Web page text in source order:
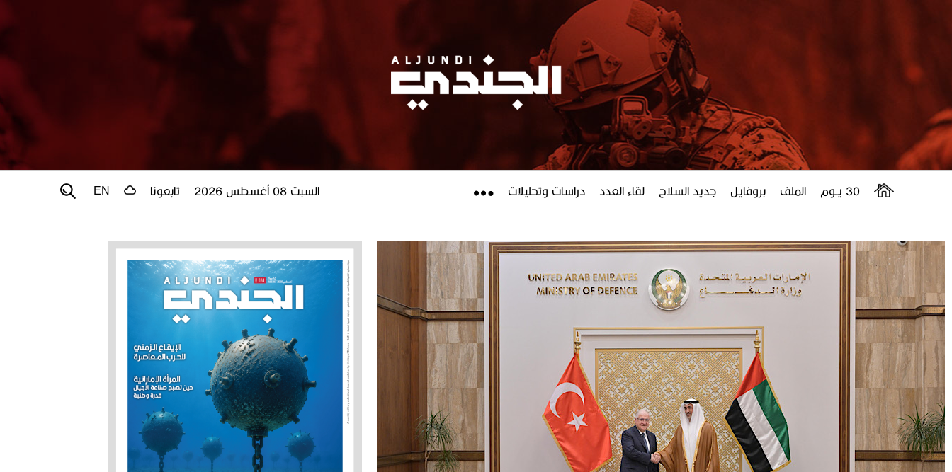
30 يــوم الملف بروفايل جديد السلاح لقاء العدد دراسات وتحليلات السبت 08 أغسطس 2026 تابعونا EN